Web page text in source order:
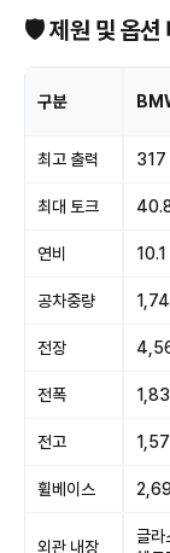
🛡 제원 및 옵션
구분
최고 출력 317
최대 토크
연비 10.1
공차중량
전장
전폭
전고
휠베이스
외관 내장
글라